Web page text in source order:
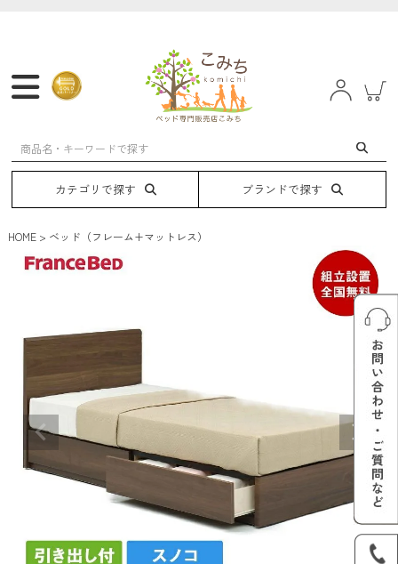
マットレス フレーム ベッド 電動ベッド
カテゴリで探す ブランドで探す
HOME ベッド（フレーム+マットレス）